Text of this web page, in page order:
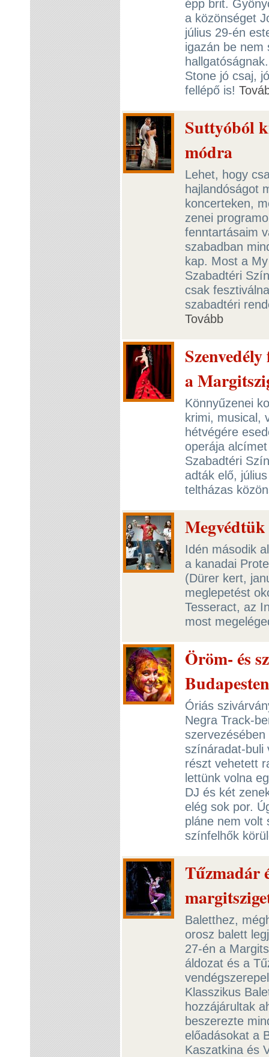
épp brit.
a közönséget
július 29-én
igazán be nem
Stone jó csaj,
fellépő is!
Suttyóból
módra
Lehet, hogy
hajlandóságot
koncerteken,
zenei
fenntartásaim
szabadban
kap. Most a
Szabadtéri
csak
szabadtéri
Tovább
a
Könnyűzenei
krimi, musical,
hétvégére
operája
Szabadtéri
adták elő,
teltházas
Idén második
a kanadai
(Dürer kert,
meglepetést
Tesseract, az
most
Öröm- és
Budapesten
Óriás
Negra Track-
színáradat-buli
részt vehetett
lettünk volna
DJ és két
elég sok por.
pláne nem volt
színfelhők
Tűzmadár
Baletthez,
orosz balett
27-én a
áldozat és a
Klasszikus
hozzájárultak
beszerezte
előadásokat a
Kaszatkina és